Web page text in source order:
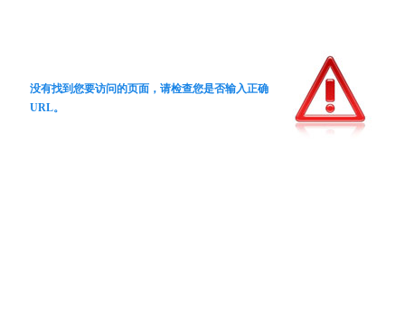
没有找到您要访问的页面，请检查您是否输入正确
URL。